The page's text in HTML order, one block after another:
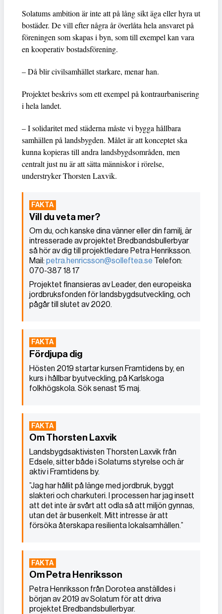
Solatums ambition är inte att på lång sikt äga eller hyra ut
bostäder. De vill efter några år överlåta hela ansvaret på
föreningen som skapas i byn, som till exempel kan vara
en kooperativ bostadsförening.
– Då blir civilsamhället starkare, menar han.
Projektet beskrivs som ett exempel på kontraurbanisering
i hela landet.
– I solidaritet med städerna måste vi bygga hållbara
samhällen på landsbygden. Målet är att konceptet ska
kunna kopieras till andra landsbygdsområden, men
centralt just nu är att sätta människor i rörelse,
understryker Thorsten Laxvik.
Vill du veta mer?
Om du, och kanske dina vänner eller din familj, är
intresserade av projektet Bredbandsbullerbyar
så hör av dig till projektledare Petra Henriksson.
Mail: petra.henricsson@solleftea.se Telefon:
070-387 18 17
Projektet finansieras av Leader, den europeiska
jordbruksfonden för landsbygdsutveckling, och
pågår till slutet av 2020.
Fördjupa dig
Hösten 2019 startar kursen Framtidens by, en
kurs i hållbar byutveckling, på Karlskoga
folkhögskola. Sök senast 15 maj.
Om Thorsten Laxvik
Landsbygdsaktivisten Thorsten Laxvik från
Edsele, sitter både i Solatums styrelse och är
aktiv i Framtidens by.
”Jag har hållit på länge med jordbruk, byggt
slakteri och charkuteri. I processen har jag insett
att det inte är svårt att odla så att miljön gynnas,
utan det är busenkelt. Mitt intresse är att
försöka återskapa resilienta lokalsamhällen.”
Om Petra Henriksson
Petra Henriksson från Dorotea anställdes i
början av 2019 av Solatum för att driva
projektet Bredbandsbullerbyar.